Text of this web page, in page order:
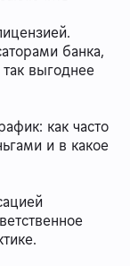
банка,
выгоднее
как часто
и в какое